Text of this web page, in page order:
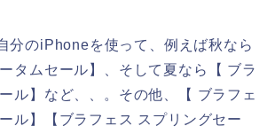
分のiPhoneを使って、例えば秋なら
タムセール】、そして夏なら【 ブラ
ル】など、、。その他、【 ブラフェ
ル】【ブラフェス スプリングセー